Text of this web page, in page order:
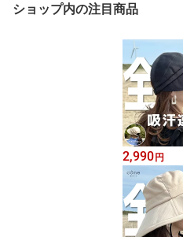
ショップ内の注目商品
2,990 円